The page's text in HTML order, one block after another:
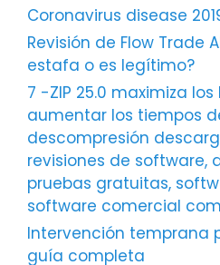
Coronavirus disease
Revisión de Flow Trade
estafa o es legítimo?
7 -ZIP 25.0 maximiza
aumentar los tiempos
descompresión
revisiones de software,
pruebas gratuitas,
software comercial
Intervención temprana
guía completa